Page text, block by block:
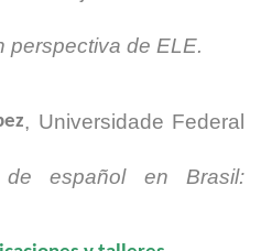
perspectiva de ELE.
, Universidade Federal
de español en Brasil: